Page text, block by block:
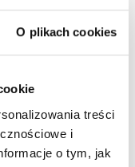
O plikach cookies
treści
i
o tym, jak
13